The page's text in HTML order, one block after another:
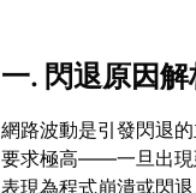
一. 閃退原因解
網路波動是引發閃退
要求極高——一旦出現
表現為程式崩潰或閃退